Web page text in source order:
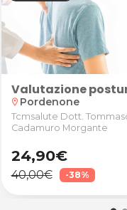
Piano
Valutazione
location_on Pordenone
Tcmsalute Dott.
Cadamuro Morgante
24,90€
40,00€ -38%